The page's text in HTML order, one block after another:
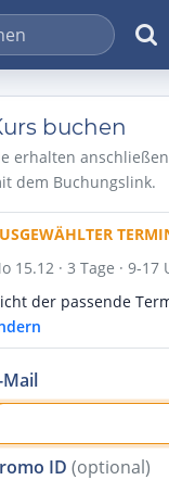
buchen
erhalten
dem Buchungslink.
15.12 · 3 Tage · 9-17
der passende
Mail
ID (optional)